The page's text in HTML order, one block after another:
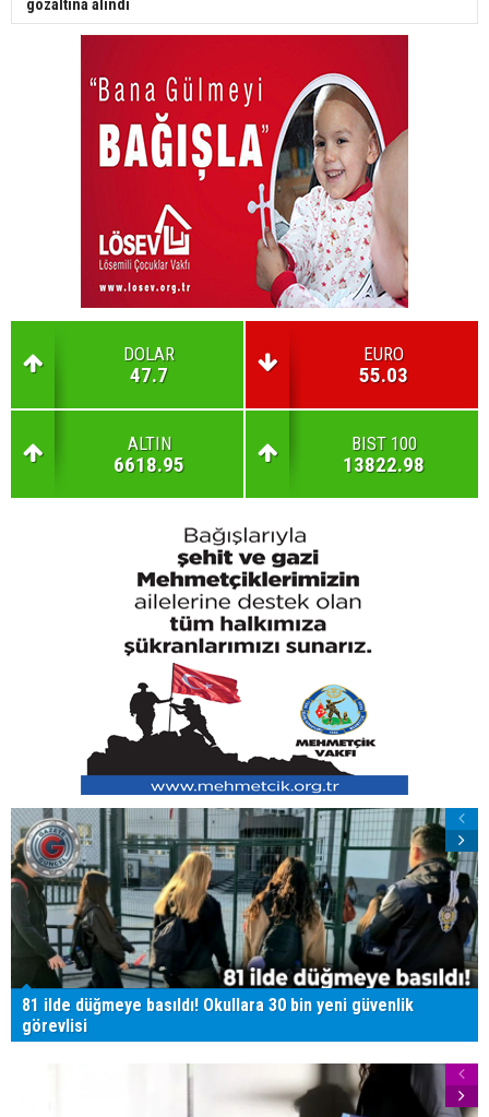
gözaltına alındı
DOLAR
47.7
EURO
55.03
ALTIN
6618.95
BIST 100
13822.98
81 ilde düğmeye basıldı! Okullara 30 bin yeni güvenlik
görevlisi